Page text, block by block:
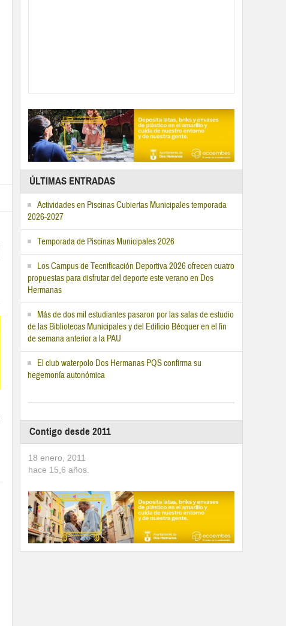
ÚLTIMAS ENTRADAS
Actividades en Piscinas Cubiertas Municipales temporada
2026-2027
Temporada de Piscinas Municipales 2026
Los Campus de Tecnificación Deportiva 2026 ofrecen cuatro
propuestas para disfrutar del deporte este verano en Dos
Hermanas
Más de dos mil estudiantes pasaron por las salas de estudio
de las Bibliotecas Municipales y del Edificio Bécquer en el fin
de semana anterior a la PAU
El club waterpolo Dos Hermanas PQS confirma su
hegemonía autonómica
Contigo desde 2011
18 enero, 2011
hace 15,6 años.